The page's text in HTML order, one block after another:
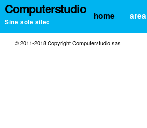
Computerstudio
Sine sole sileo
home
© 2011-2018 Copyright Computerstudio sas